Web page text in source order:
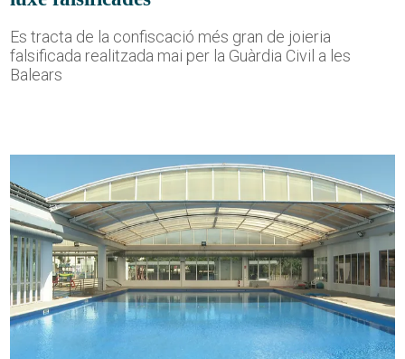
Es tracta de la confiscació més gran de joieria
falsificada realitzada mai per la Guàrdia Civil a les
Balears